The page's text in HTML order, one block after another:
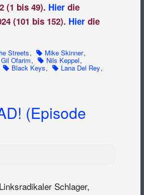
(1 bis 49). Hier die
(101 bis 152). Hier die
Streets, Mike Skinner,
Gil Ofarim, Nils Keppel,
Black Keys, Lana Del Rey,
(Episode
Schlager,